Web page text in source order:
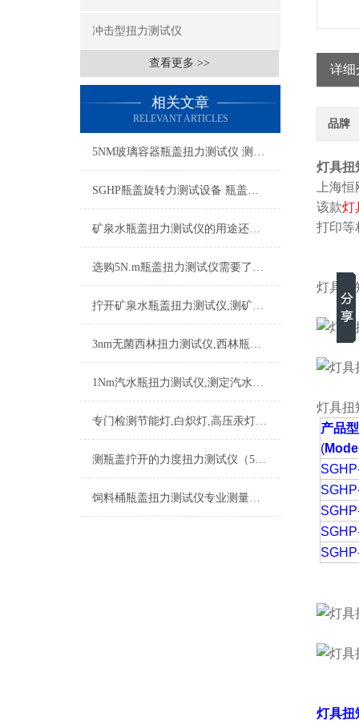
冲击型扭力测试仪
查看更多 >>
相关文章
RELEVANT ARTICLES
5NM玻璃容器瓶盖扭力测试仪 测试玻璃瓶瓶盖锁紧扭力的仪器厂家
SGHP瓶盖旋转力测试设备 瓶盖闭合力矩检测仪 瓶盖锁紧力测试仪
矿泉水瓶盖扭力测试仪的用途还是非常广泛
选购5N.m瓶盖扭力测试仪需要了解哪些常识
拧开矿泉水瓶盖扭力测试仪,测矿泉水瓶盖扭矩的机器
3nm无菌西林扭力测试仪,西林瓶轧盖扭力检测仪,西林瓶瓶盖扭开力测试仪
1Nm汽水瓶扭力测试仪,测定汽水瓶盖松动扭力的仪器,盖子扭力检定仪
专门检测节能灯,白炽灯,高压汞灯的数显灯头扭力测试仪
测瓶盖拧开的力度扭力测试仪（5N.m以下瓶盖扭力测试仪）
饲料桶瓶盖扭力测试仪专业测量瓶装产品瓶盖的锁紧
详细
品牌
灯具扭
上海
该款灯
打印等
灯具扭
灯具扭
产品
(
灯具扭